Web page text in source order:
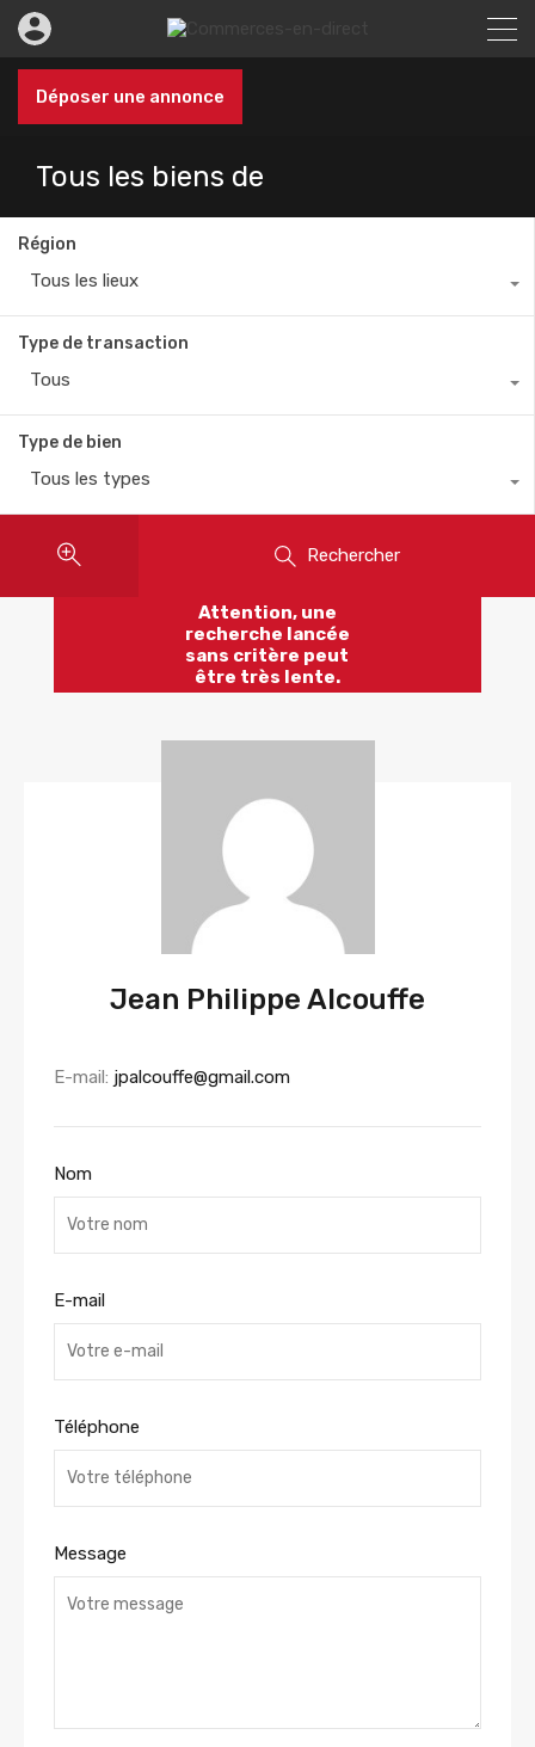
Déposer une annonce
Tous les biens de
Région
Tous les lieux
Type de transaction
Tous
Type de bien
Tous les types
Rechercher
Attention, une
recherche lancée
sans critère peut
être très lente.
Jean Philippe Alcouffe
E-mail: jpalcouffe@gmail.com
Nom
E-mail
Téléphone
Message